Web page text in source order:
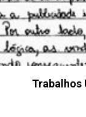
Trabalhos